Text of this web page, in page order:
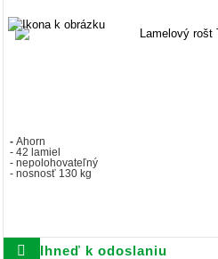
- Ahorn
- 42 lamiel
- nepolohovateľný
- nosnosť 130 kg
Ihneď k odoslaniu